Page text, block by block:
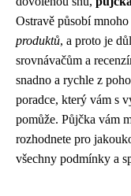
Ostravě působí
produktů, a proto je
srovnávačům a
snadno a rychle z
poradce, který vám s
pomůže. Půjčka vám
rozhodnete pro
všechny podmínky a